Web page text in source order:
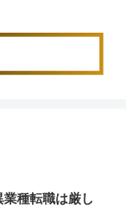
種転職は厳し